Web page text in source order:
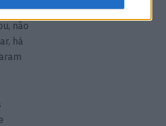
mas
não
há